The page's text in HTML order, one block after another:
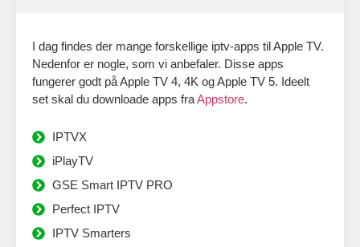
I dag findes der mange forskellige iptv-apps til Apple TV.
Nedenfor er nogle, som vi anbefaler. Disse apps
fungerer godt på Apple TV 4, 4K og Apple TV 5. Ideelt
set skal du downloade apps fraAppstore.
IPTVX
iPlayTV
GSE Smart IPTV PRO
Perfect IPTV
IPTV Smarters